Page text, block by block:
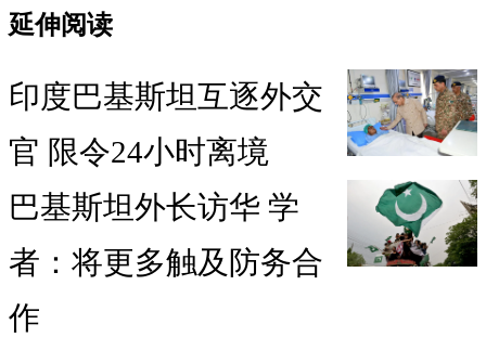
延伸阅读
印度巴基斯坦互逐外交
官 限令24小时离境
巴基斯坦外长访华 学
者：将更多触及防务合
作